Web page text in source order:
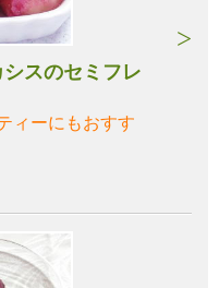
スのセミフレ
ィーにもおすす